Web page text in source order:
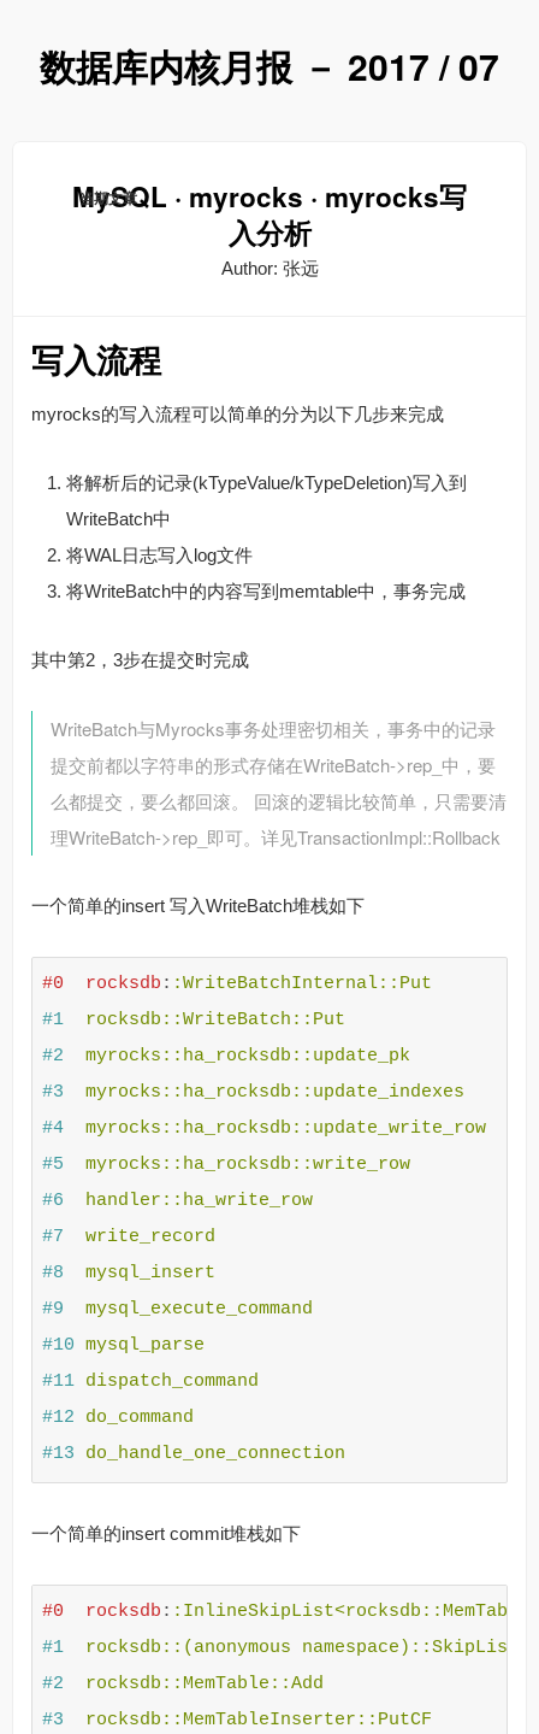
数据库内核月报 － 2017 / 07
当期文章
MySQL · myrocks · myrocks写
入分析
Author: 张远
写入流程
myrocks的写入流程可以简单的分为以下几步来完成
将解析后的记录(kTypeValue/kTypeDeletion)写入到
WriteBatch中
将WAL日志写入log文件
将WriteBatch中的内容写到memtable中，事务完成
其中第2，3步在提交时完成
WriteBatch与Myrocks事务处理密切相关，事务中的记录
提交前都以字符串的形式存储在WriteBatch->rep_中，要
么都提交，要么都回滚。 回滚的逻辑比较简单，只需要清
理WriteBatch->rep_即可。详见TransactionImpl::Rollback
一个简单的insert 写入WriteBatch堆栈如下
#0 rocksdb :
#1
#2
#3
#4
  myrocks::ha_rocksdb::update_write_row
#5
  myrocks::ha_rocksdb::write_row
#6
  handler::ha_write_row
#7
#8
#9
#10
#11
#12
#13
一个简单的insert commit堆栈如下
#0 rocksdb :
#1
#2
#3